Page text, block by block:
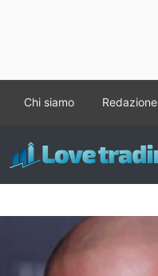
contenuto
Chi siamo Redazione